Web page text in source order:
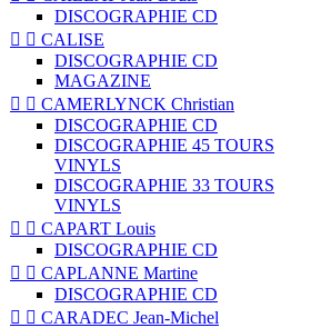
DISCOGRAPHIE CD
  CALISE
DISCOGRAPHIE CD
MAGAZINE
  CAMERLYNCK Christian
DISCOGRAPHIE CD
DISCOGRAPHIE 45 TOURS
VINYLS
DISCOGRAPHIE 33 TOURS
VINYLS
  CAPART Louis
DISCOGRAPHIE CD
  CAPLANNE Martine
DISCOGRAPHIE CD
  CARADEC Jean-Michel